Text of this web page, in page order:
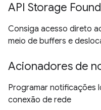
API Storage
Consiga acesso direto
meio de buffers e
Acionadores de
Programar notificações
conexão de rede